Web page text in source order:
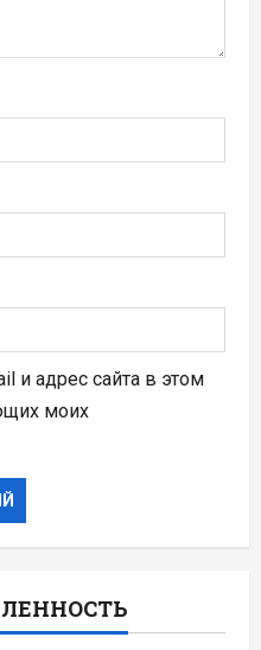
и адрес сайта в этом
моих